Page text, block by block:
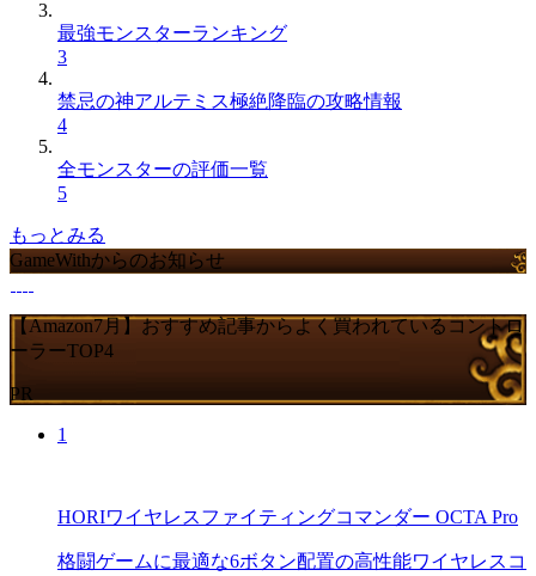
最強モンスターランキング
3
禁忌の神アルテミス極絶降臨の攻略情報
4
全モンスターの評価一覧
5
もっとみる
GameWithからのお知らせ
【Amazon7月】おすすめ記事からよく買われているコントロ
ーラーTOP4
PR
1
HORIワイヤレスファイティングコマンダー OCTA Pro
格闘ゲームに最適な6ボタン配置の高性能ワイヤレスコ